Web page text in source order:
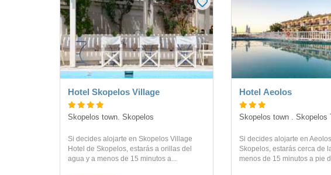
Hotel Skopelos Village
Skopelos town. Skopelos
Si decides alojarte en Skopelos Village
Hotel de Skopelos, estarás a orillas del
agua y a menos de 15 minutos a...
Hotel Aeolos
Skopelos town . Skopelos
Si decides alojarte en
Skopelos, estarás cerca de
menos de 15 minutos a pie